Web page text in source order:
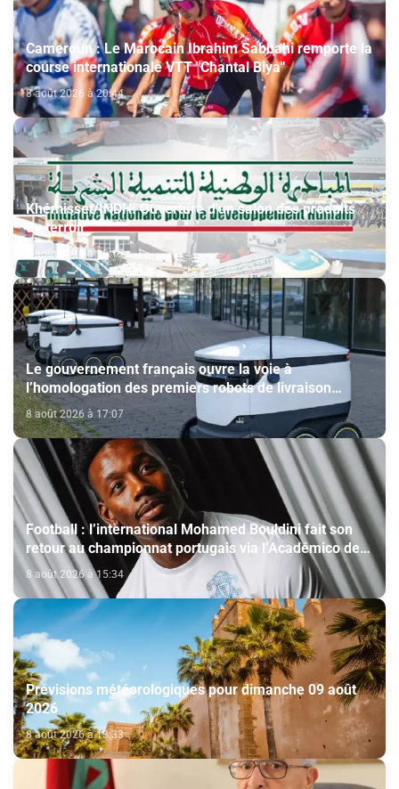
Cameroun : Le Marocain Ibrahim Sabbahi remporte la
course internationale VTT "Chantal Biya"
8 août 2026 à 20:44
Khémisset/INDH: Ouverture d'un salon des produits
du terroir
8 août 2026 à 18:15
Le gouvernement français ouvre la voie à
l’homologation des premiers robots de livraison
autonome
8 août 2026 à 17:07
Football : l’international Mohamed Bouldini fait son
retour au championnat portugais via l’Académico de
Viseu
8 août 2026 à 15:34
Prévisions météorologiques pour dimanche 09 août
2026
8 août 2026 à 13:33